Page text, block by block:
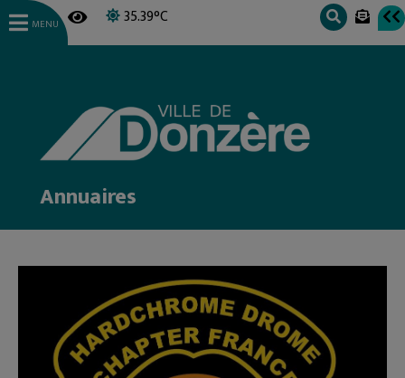
35.39°C
MENU
Annuaires